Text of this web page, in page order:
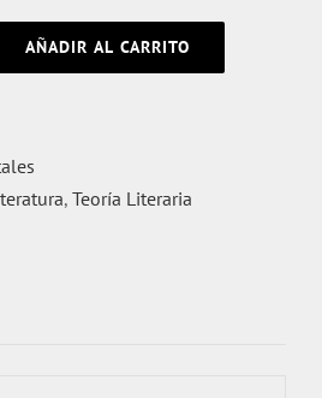
AÑADIR AL CARRITO
, Teoría Literaria